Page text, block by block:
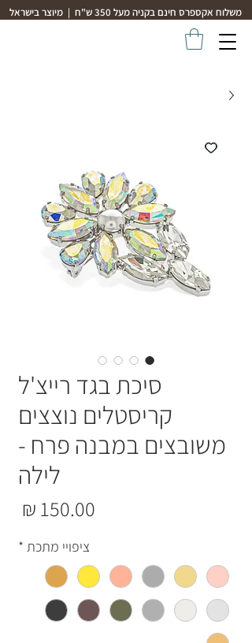
משלוח אקספרס חינם בקניה מעל 350 ש"ח | מיוצר בישראל
סיכת בגד רייצ'ל
קריסטלים נוצצים
משובצים במבנה פרח -
לילה
ציפויי מתכת *